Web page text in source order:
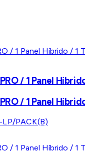
/ 1 Panel
/ 1 Panel
PACK(B)